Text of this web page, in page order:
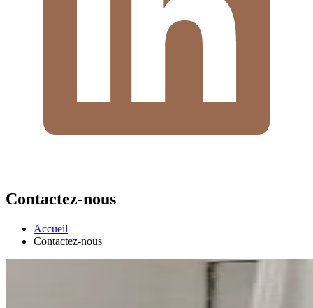
Contactez-nous
Accueil
Contactez-nous